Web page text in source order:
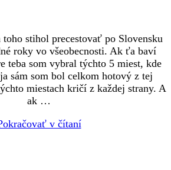
stihol precestovať po Slovensku
roky vo všeobecnosti. Ak ťa baví
teba som vybral týchto 5 miest, kde
sám som bol celkom hotový z tej
miestach kričí z každej strany. A
ak …
v čítaní